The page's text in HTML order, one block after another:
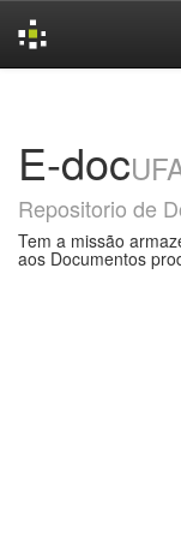
E-doc
Repositorio de
Tem a missão
aos Documentos